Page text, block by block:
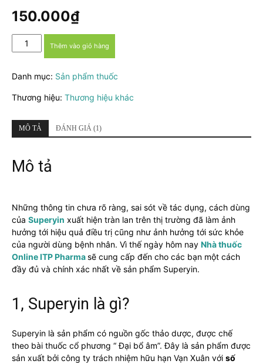
dựa trên
đánh giá
150.000₫
Superyin
-
uống
căng
stress
số
Thêm vào giỏ hàng
Danh mục: Sản phẩm thuốc
Thương hiệu: Thương hiệu khác
MÔ TẢ ĐÁNH GIÁ (1)
Mô tả
Những thông tin chưa rõ ràng, sai sót về tác dụng, cách dùng
của Superyin xuất hiện tràn lan trên thị trường đã làm ảnh
hưởng tới hiệu quả điều trị cũng như ảnh hưởng tới sức khỏe
của người dùng bệnh nhân. Vì thế ngày hôm nay Nhà thuốc
Online ITP Pharmasẽ cung cấp đến cho các bạn một cách
đầy đủ và chính xác nhất về sản phẩm Superyin.
1, Superyin là gì?
Superyin là sản phẩm có nguồn gốc thảo dược, được chế
theo bài thuốc cổ phương “ Đại bổ âm”. Đây là sản phẩm được
sản xuất bởi công ty trách nhiệm hữu hạn Vạn Xuân với số